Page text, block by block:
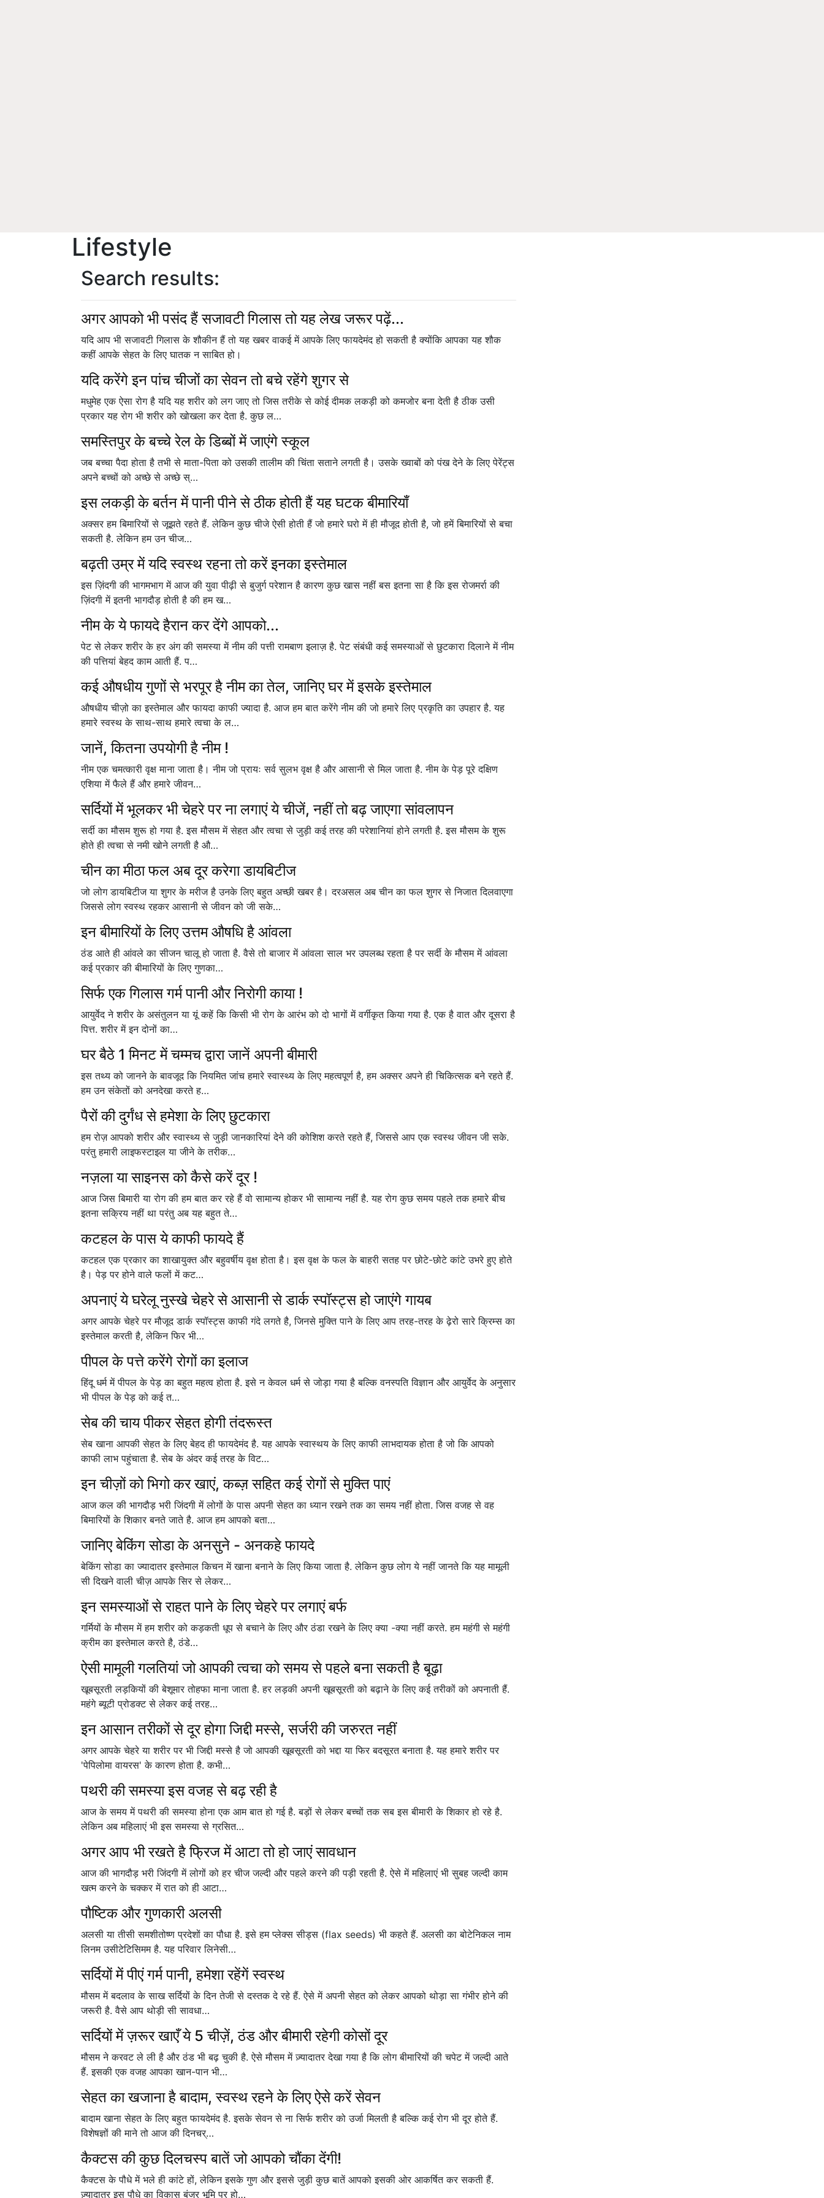
Lifestyle
Search results:
अगर आपको भी पसंद हैं सजावटी गिलास तो यह लेख जरूर पढ़ें...
यदि आप भी सजावटी गिलास के शौकीन हैं तो यह खबर वाकई में आपके लिए फायदेमंद हो सकती है क्योंकि आपका यह शौक
कहीं आपके सेहत के लिए घातक न साबित हो।
यदि करेंगे इन पांच चीजों का सेवन तो बचे रहेंगे शुगर से
मधुमेह एक ऐसा रोग है यदि यह शरीर को लग जाए तो जिस तरीके से कोई दीमक लकड़ी को कमजोर बना देती है ठीक उसी
प्रकार यह रोग भी शरीर को खोखला कर देता है. कुछ ल…
समस्तिपुर के बच्चे रेल के डिब्बों में जाएंगे स्कूल
जब बच्चा पैदा होता है तभी से माता-पिता को उसकी तालीम की चिंता सताने लगती है। उसके ख्वाबों को पंख देने के लिए पेरेंट्स
अपने बच्चों को अच्छे से अच्छे स्…
इस लकड़ी के बर्तन में पानी पीने से ठीक होती हैं यह घटक बीमारियाँ
अक्सर हम बिमारियों से जूझते रहते हैं. लेकिन कुछ चीजे ऐसी होती हैं जो हमारे घरो में ही मौजूद होती है, जो हमें बिमारियों से बचा
सकती है. लेकिन हम उन चीज…
बढ़ती उम्र में यदि स्वस्थ रहना तो करें इनका इस्तेमाल
इस ज़िंदगी की भागमभाग में आज की युवा पीढ़ी से बुजुर्ग परेशान है कारण कुछ खास नहीं बस इतना सा है कि इस रोजमर्रा की
ज़िंदगी में इतनी भागदौड़ होती है की हम ख…
नीम के ये फायदे हैरान कर देंगे आपको...
पेट से लेकर शरीर के हर अंग की समस्या में नीम की पत्ती रामबाण इलाज़ है. पेट संबंधी कई समस्याओं से छुटकारा दिलाने में नीम
की पत्तियां बेहद काम आती हैं. प…
कई औषधीय गुणों से भरपूर है नीम का तेल, जानिए घर में इसके इस्तेमाल
औषधीय चीज़ो का इस्तेमाल और फायदा काफी ज्यादा है. आज हम बात करेंगे नीम की जो हमारे लिए प्रकृति का उपहार है. यह
हमारे स्वस्थ के साथ-साथ हमारे त्वचा के ल…
जानें, कितना उपयोगी है नीम !
नीम एक चमत्कारी वृक्ष माना जाता है। नीम जो प्रायः सर्व सुलभ वृक्ष है और आसानी से मिल जाता है. नीम के पेड़ पूरे दक्षिण
एशिया में फैले हैं और हमारे जीवन…
सर्दियों में भूलकर भी चेहरे पर ना लगाएं ये चीजें, नहीं तो बढ़ जाएगा सांवलापन
सर्दी का मौसम शुरू हो गया है. इस मौसम में सेहत और त्वचा से जुड़ी कई तरह की परेशानियां होने लगती है. इस मौसम के शुरू
होते ही त्वचा से नमी खोने लगती है औ…
चीन का मीठा फल अब दूर करेगा डायबिटीज
जो लोग डायबिटीज या शुगर के मरीज है उनके लिए बहुत अच्छी खबर है। दरअसल अब चीन का फल शुगर से निजात दिलवाएगा
जिससे लोग स्वस्थ रहकर आसानी से जीवन को जी सके…
इन बीमारियों के लिए उत्तम औषधि है आंवला
ठंड आते ही आंवले का सीजन चालू हो जाता है. वैसे तो बाजार में आंवला साल भर उपलब्ध रहता है पर सर्दी के मौसम में आंवला
कई प्रकार की बीमारियों के लिए गुणका…
सिर्फ एक गिलास गर्म पानी और निरोगी काया !
आयुर्वेद ने शरीर के असंतुलन या यूं कहें कि किसी भी रोग के आरंभ को दो भागों में वर्गीकृत किया गया है. एक है वात और दूसरा है
पित्त. शरीर में इन दोनों का…
घर बैठे 1 मिनट में चम्मच द्वारा जानें अपनी बीमारी
इस तथ्य को जानने के बावजूद कि नियमित जांच हमारे स्वास्थ्य के लिए महत्वपूर्ण है, हम अक्सर अपने ही चिकित्सक बने रहते हैं.
हम उन संकेतों को अनदेखा करते ह…
पैरों की दुर्गंध से हमेशा के लिए छुटकारा
हम रोज़ आपको शरीर और स्वास्थ्य से जुड़ी जानकारियां देने की कोशिश करते रहते हैं, जिससे आप एक स्वस्थ जीवन जी सके.
परंतु हमारी लाइफस्टाइल या जीने के तरीक…
नज़ला या साइनस को कैसे करें दूर !
आज जिस बिमारी या रोग की हम बात कर रहे हैं वो सामान्य होकर भी सामान्य नहीं है. यह रोग कुछ समय पहले तक हमारे बीच
इतना सक्रिय नहीं था परंतु अब यह बहुत ते…
कटहल के पास ये काफी फायदे हैं
कटहल एक प्रकार का शाखायुक्त और बहुवर्षीय वृक्ष होता है। इस वृक्ष के फल के बाहरी सतह पर छोटे-छोटे कांटे उभरे हुए होते
है। पेड़ पर होने वाले फलों में कट…
अपनाएं ये घरेलू नुस्खे चेहरे से आसानी से डार्क स्पॉस्ट्स हो जाएंगे गायब
अगर आपके चेहरे पर मौजूद डार्क स्पॉस्ट्स काफी गंदे लगते है, जिनसे मुक्ति पाने के लिए आप तरह-तरह के ढ़ेरो सारे क्रिम्स का
इस्तेमाल करती है, लेकिन फिर भी…
पीपल के पत्ते करेंगे रोगों का इलाज
हिंदू धर्म में पीपल के पेड़ का बहुत महत्व होता है. इसे न केवल धर्म से जोड़ा गया है बल्कि वनस्पति विज्ञान और आयुर्वेद के अनुसार
भी पीपल के पेड़ को कई त…
सेब की चाय पीकर सेहत होगी तंदरूस्त
सेब खाना आपकी सेहत के लिए बेहद ही फायदेमंद है. यह आपके स्वास्थय के लिए काफी लाभदायक होता है जो कि आपको
काफी लाभ पहुंचाता है. सेब के अंदर कई तरह के विट…
इन चीज़ों को भिगो कर खाएं, कब्ज़ सहित कई रोगों से मुक्ति पाएं
आज कल की भागदौड़ भरी जिंदगी में लोगों के पास अपनी सेहत का ध्यान रखने तक का समय नहीं होता. जिस वजह से वह
बिमारियों के शिकार बनते जाते है. आज हम आपको बता…
जानिए बेकिंग सोडा के अनसुने - अनकहे फायदे
बेकिंग सोडा का ज्यादातर इस्तेमाल किचन में खाना बनाने के लिए किया जाता है. लेकिन कुछ लोग ये नहीं जानते कि यह मामूली
सी दिखने वाली चीज़ आपके सिर से लेकर…
इन समस्याओं से राहत पाने के लिए चेहरे पर लगाएं बर्फ
गर्मियों के मौसम में हम शरीर को कड़कती धूप से बचाने के लिए और ठंडा रखने के लिए क्या -क्या नहीं करते. हम महंगी से महंगी
क्रीम का इस्तेमाल करते है, ठंडे…
ऐसी मामूली गलतियां जो आपकी त्वचा को समय से पहले बना सकती है बूढ़ा
खूबसूरती लड़कियों की बेशूमार तोहफा माना जाता है. हर लड़की अपनी खूबसूरती को बढ़ाने के लिए कई तरीकों को अपनाती हैं.
महंगे ब्यूटी प्रोडक्ट से लेकर कई तरह…
इन आसान तरीकों से दूर होगा जिद्दी मस्से, सर्जरी की जरुरत नहीं
अगर आपके चेहरे या शरीर पर भी जिद्दी मस्से है जो आपकी खूबसूरती को भद्दा या फिर बदसूरत बनाता है. यह हमारे शरीर पर
'पेपिलोमा वायरस' के कारण होता है. कभी…
पथरी की समस्या इस वजह से बढ़ रही है
आज के समय में पथरी की समस्या होना एक आम बात हो गई है. बड़ों से लेकर बच्चों तक सब इस बीमारी के शिकार हो रहे है.
लेकिन अब महिलाएं भी इस समस्या से ग्रसित…
अगर आप भी रखते है फ्रिज में आटा तो हो जाएं सावधान
आज की भागदौड़ भरी जिंदगी में लोगों को हर चीज जल्दी और पहले करने की पड़ी रहती है. ऐसे में महिलाएं भी सुबह जल्दी काम
खत्म करने के चक्कर में रात को ही आटा…
पौष्टिक और गुणकारी अलसी
अलसी या तीसी समशीतोष्ण प्रदेशों का पौधा है. इसे हम प्लेक्स सीड्स (flax seeds) भी कहते हैं. अलसी का बोटेनिकल नाम
लिनम उसीटेटिसिमम है. यह परिवार लिनेसी…
सर्दियों में पीएं गर्म पानी, हमेशा रहेंगें स्वस्थ
मौसम में बदलाव के साख सर्दियों के दिन तेजी से दस्तक दे रहे हैं. ऐसे में अपनी सेहत को लेकर आपको थोड़ा सा गंभीर होने की
जरूरी है. वैसे आप थोड़ी सी सावधा…
सर्दियों में ज़रूर खाएँ ये 5 चीज़ें, ठंड और बीमारी रहेगी कोसों दूर
मौसम ने करवट ले ली है और ठंड भी बढ़ चुकी है. ऐसे मौसम में ज़्यादातर देखा गया है कि लोग बीमारियों की चपेट में जल्दी आते
हैं. इसकी एक वजह आपका खान-पान भी…
सेहत का खजाना है बादाम, स्वस्थ रहने के लिए ऐसे करें सेवन
बादाम खाना सेहत के लिए बहुत फायदेमंद है. इसके सेवन से ना सिर्फ शरीर को उर्जा मिलती है बल्कि कई रोग भी दूर होते हैं.
विशेषज्ञों की माने तो आज की दिनचर्…
कैक्टस की कुछ दिलचस्प बातें जो आपको चौंका देंगी!
कैक्टस के पौधे में भले ही कांटे हों, लेकिन इसके गुण और इससे जुड़ी कुछ बातें आपको इसकी ओर आकर्षित कर सकती हैं.
ज़्यादातर इस पौधे का विकास बंजर भूमि पर हो…